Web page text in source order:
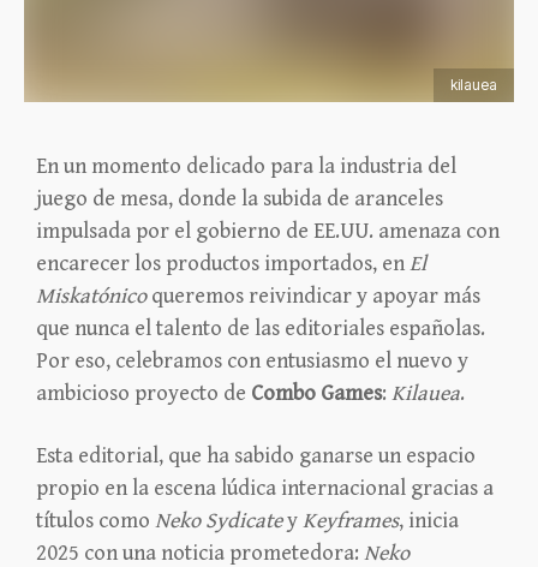
kilauea
En un momento delicado para la industria del
juego de mesa, donde la subida de aranceles
impulsada por el gobierno de EE.UU. amenaza con
encarecer los productos importados, enEl
Miskatónicoqueremos reivindicar y apoyar más
que nunca el talento de las editoriales españolas.
Por eso, celebramos con entusiasmo el nuevo y
ambicioso proyecto de Combo Games: Kilauea.
Esta editorial, que ha sabido ganarse un espacio
propio en la escena lúdica internacional gracias a
títulos como Neko SydicateyKeyframes, inicia
2025 con una noticia prometedora: Neko